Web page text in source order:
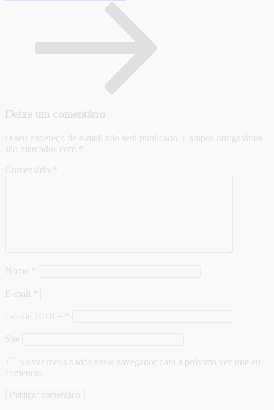
Deixe um comentário
O seu endereço de e-mail não será publicado. Campos obrigatórios
são marcados com
Comentário
Nome
E-mail
calcule 10+8 =
Site
Salvar meus dados neste navegador para a próxima vez que eu
comentar.